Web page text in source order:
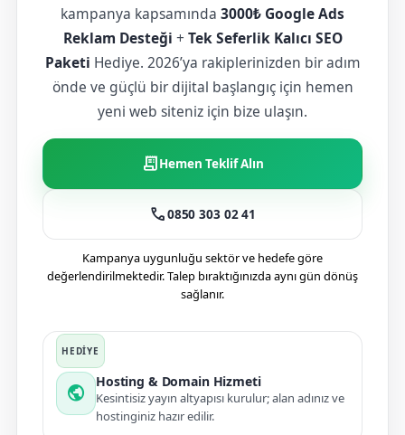
kampanya kapsamında 3000₺ Google Ads
Reklam Desteği + Tek Seferlik Kalıcı SEO
Paketi Hediye. 2026’ya rakiplerinizden bir adım
önde ve güçlü bir dijital başlangıç için hemen
yeni web siteniz için bize ulaşın.
receipt_longHemen Teklif Alın
call0850 303 02 41
Kampanya uygunluğu sektör ve hedefe göre
değerlendirilmektedir. Talep bıraktığınızda aynı gün dönüş
sağlanır.
public
Hosting & Domain Hizmeti
Kesintisiz yayın altyapısı kurulur; alan adınız ve
hostinginiz hazır edilir.